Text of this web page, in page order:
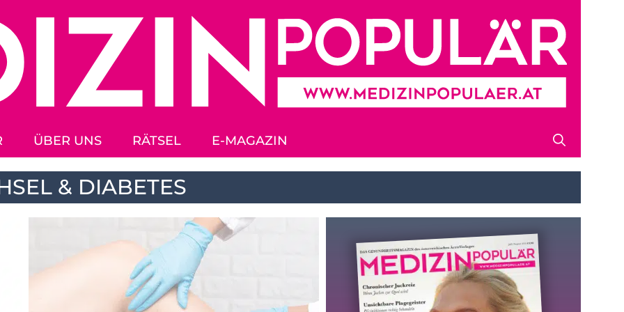
ÜBER UNS RÄTSEL E-MAGAZIN
& DIABETES